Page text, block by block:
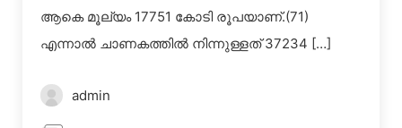
ആകെ മൂല്യം 17751 കോടി രൂപയാണ്.(71)
എന്നാല്‍ ചാണകത്തില്‍ നിന്നുള്ളത് 37234 […]
admin